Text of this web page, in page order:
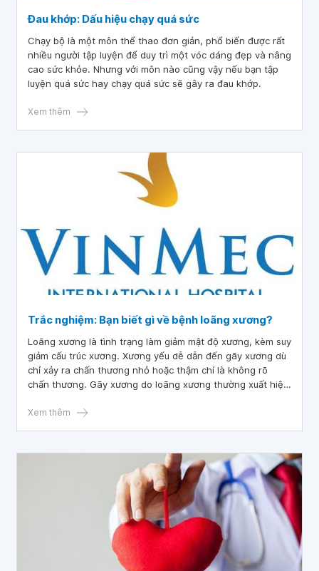
Đau khớp: Dấu hiệu chạy quá sức
Chạy bộ là một môn thể thao đơn giản, phổ biến được rất
nhiều người tập luyện để duy trì một vóc dáng đẹp và nâng
cao sức khỏe. Nhưng với môn nào cũng vậy nếu bạn tập
luyện quá sức hay chạy quá sức sẽ gây ra đau khớp.
Xem thêm
Trắc nghiệm: Bạn biết gì về bệnh loãng xương?
Loãng xương là tình trạng làm giảm mật độ xương, kèm suy
giảm cấu trúc xương. Xương yếu dễ dẫn đến gãy xương dù
chỉ xảy ra chấn thương nhỏ hoặc thậm chí là không rõ
chấn thương. Gãy xương do loãng xương thường xuất hiện
Xem thêm